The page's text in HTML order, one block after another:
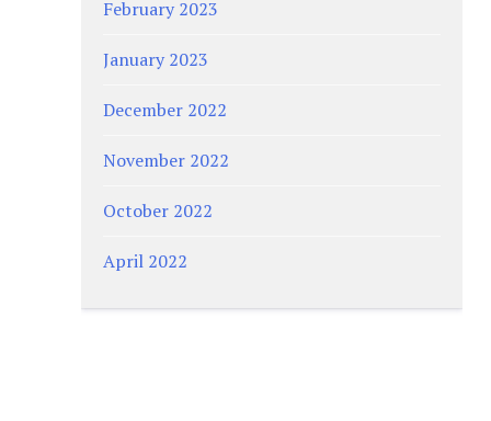
February 2023
January 2023
December 2022
November 2022
October 2022
April 2022